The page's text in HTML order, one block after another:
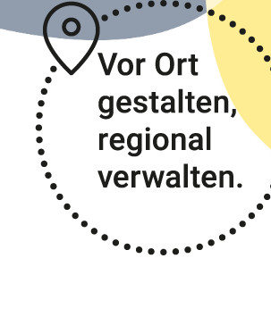
MITMACHEN
KONTAKT
nach:
INSTAGRAM